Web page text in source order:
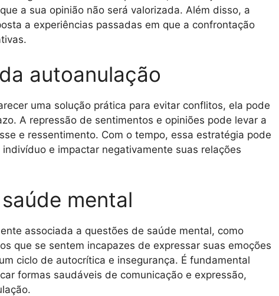
a sua opinião não será valorizada. Além disso, a
a experiências passadas em que a confrontação
autoanulação
uma solução prática para evitar conflitos, ela pode
A repressão de sentimentos e opiniões pode levar a
e ressentimento. Com o tempo, essa estratégia pode
e impactar negativamente suas relações
mental
associada a questões de saúde mental, como
que se sentem incapazes de expressar suas emoções
ciclo de autocrítica e insegurança. É fundamental
formas saudáveis de comunicação e expressão,